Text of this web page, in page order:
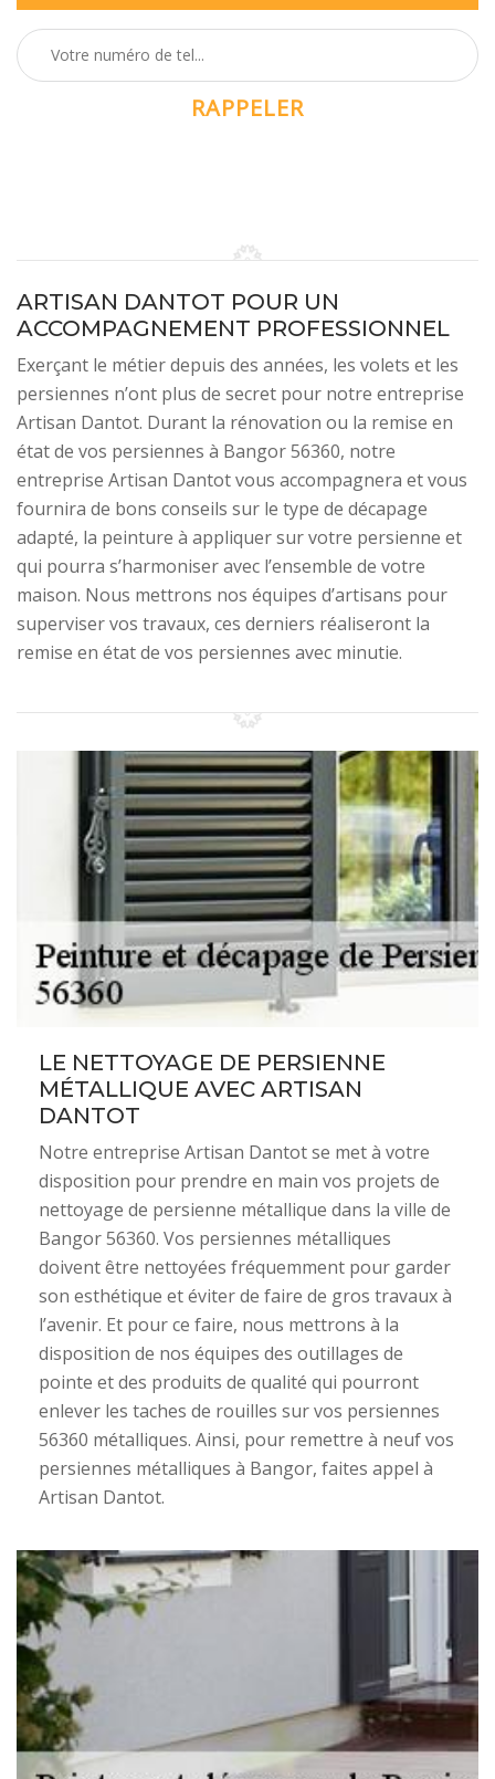
ARTISAN DANTOT POUR UN
ACCOMPAGNEMENT PROFESSIONNEL
Exerçant le métier depuis des années, les volets et les
persiennes n’ont plus de secret pour notre entreprise
Artisan Dantot. Durant la rénovation ou la remise en
état de vos persiennes à Bangor 56360, notre
entreprise Artisan Dantot vous accompagnera et vous
fournira de bons conseils sur le type de décapage
adapté, la peinture à appliquer sur votre persienne et
qui pourra s’harmoniser avec l’ensemble de votre
maison. Nous mettrons nos équipes d’artisans pour
superviser vos travaux, ces derniers réaliseront la
remise en état de vos persiennes avec minutie.
LE NETTOYAGE DE PERSIENNE
MÉTALLIQUE AVEC ARTISAN
DANTOT
Notre entreprise Artisan Dantot se met à votre
disposition pour prendre en main vos projets de
nettoyage de persienne métallique dans la ville de
Bangor 56360. Vos persiennes métalliques
doivent être nettoyées fréquemment pour garder
son esthétique et éviter de faire de gros travaux à
l’avenir. Et pour ce faire, nous mettrons à la
disposition de nos équipes des outillages de
pointe et des produits de qualité qui pourront
enlever les taches de rouilles sur vos persiennes
56360 métalliques. Ainsi, pour remettre à neuf vos
persiennes métalliques à Bangor, faites appel à
Artisan Dantot.